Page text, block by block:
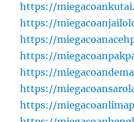
https://
https://
https://
https://
https://
https://
https://